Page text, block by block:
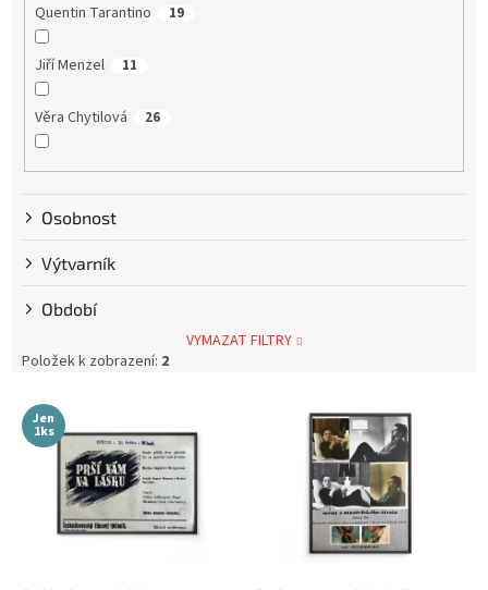
Quentin Tarantino 19
Jiří Menzel 11
Věra Chytilová 26
Tim Burton 9
Karel Zeman
David Ondříček
Oldřich Lipský 39
Zdeněk Troška 39
Osobnost
Výtvarník
Období
VYMAZAT FILTRY
Položek k zobrazení: 2
Jen
1ks